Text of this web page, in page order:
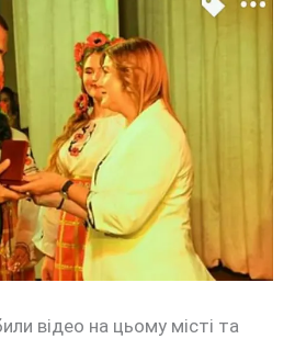
відео на цьому місті та